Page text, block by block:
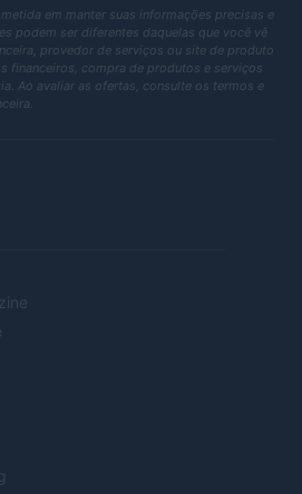
em manter suas informações precisas e
podem ser diferentes daquelas que você vê
provedor de serviços ou site de produto
financeiros, compra de produtos e serviços
Ao avaliar as ofertas, consulte os termos e